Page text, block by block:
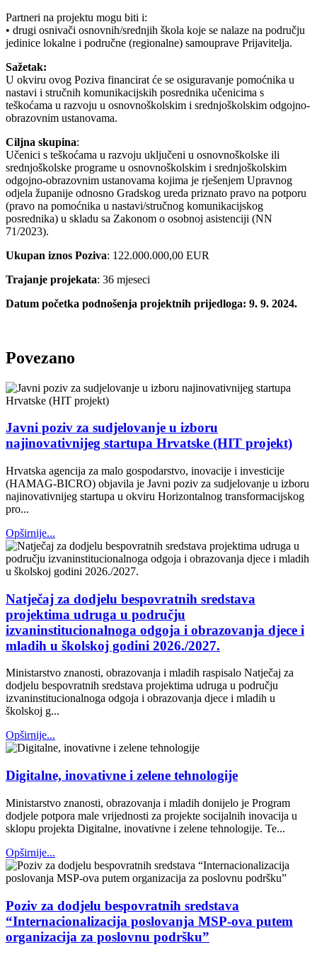
Partneri na projektu mogu biti i:
• drugi osnivači osnovnih/srednjih škola koje se nalaze na području
jedinice lokalne i područne (regionalne) samouprave Prijavitelja.
Sažetak:
U okviru ovog Poziva financirat će se osiguravanje pomoćnika u
nastavi i stručnih komunikacijskih posrednika učenicima s
teškoćama u razvoju u osnovnoškolskim i srednjoškolskim odgojno-
obrazovnim ustanovama.
Ciljna skupina:
Učenici s teškoćama u razvoju uključeni u osnovnoškolske ili
srednjoškolske programe u osnovnoškolskim i srednjoškolskim
odgojno-obrazovnim ustanovama kojima je rješenjem Upravnog
odjela županije odnosno Gradskog ureda priznato pravo na potporu
(pravo na pomoćnika u nastavi/stručnog komunikacijskog
posrednika) u skladu sa Zakonom o osobnoj asistenciji (NN
71/2023).
Ukupan iznos Poziva: 122.000.000,00 EUR
Trajanje projekata: 36 mjeseci
Datum početka podnošenja projektnih prijedloga: 9. 9. 2024.
Povezano
Javni poziv za sudjelovanje u izboru
najinovativnijeg startupa Hrvatske (HIT projekt)
Hrvatska agencija za malo gospodarstvo, inovacije i investicije
(HAMAG-BICRO) objavila je Javni poziv za sudjelovanje u izboru
najinovativnijeg startupa u okviru Horizontalnog transformacijskog
pro...
Opširnije...
Natječaj za dodjelu bespovratnih sredstava
projektima udruga u području
izvaninstitucionalnoga odgoja i obrazovanja djece i
mladih u školskoj godini 2026./2027.
Ministarstvo znanosti, obrazovanja i mladih raspisalo Natječaj za
dodjelu bespovratnih sredstava projektima udruga u području
izvaninstitucionalnoga odgoja i obrazovanja djece i mladih u
školskoj g...
Opširnije...
Digitalne, inovativne i zelene tehnologije
Ministarstvo znanosti, obrazovanja i mladih donijelo je Program
dodjele potpora male vrijednosti za projekte socijalnih inovacija u
sklopu projekta Digitalne, inovativne i zelene tehnologije. Te...
Opširnije...
Poziv za dodjelu bespovratnih sredstava
“Internacionalizacija poslovanja MSP-ova putem
organizacija za poslovnu podršku”